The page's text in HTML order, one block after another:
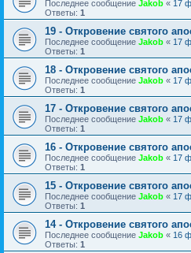
Последнее сообщение Jakob « 17
Ответы: 1
19 - Откровение святого
Последнее сообщение Jakob « 17
Ответы: 1
18 - Откровение святого
Последнее сообщение Jakob « 17
Ответы: 1
17 - Откровение святого
Последнее сообщение Jakob « 17
Ответы: 1
16 - Откровение святого
Последнее сообщение Jakob « 17
Ответы: 1
15 - Откровение святого
Последнее сообщение Jakob « 17
Ответы: 1
14 - Откровение святого
Последнее сообщение Jakob « 16
Ответы: 1